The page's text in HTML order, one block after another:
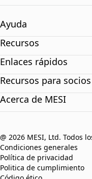
Ayuda
Recursos
Enlaces rápidos
Recursos para socios
Acerca de MESI
@ 2026 MESI, Ltd. Todos
Condiciones generales
Política de privacidad
Politica de cumplimiento